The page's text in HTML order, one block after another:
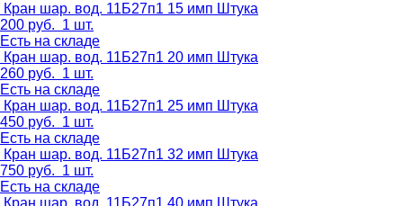
Кран шар. вод. 11Б27п1 15 имп Штука
200 руб. 1 шт.
Есть на складе
Кран шар. вод. 11Б27п1 20 имп Штука
260 руб. 1 шт.
Есть на складе
Кран шар. вод. 11Б27п1 25 имп Штука
450 руб. 1 шт.
Есть на складе
Кран шар. вод. 11Б27п1 32 имп Штука
750 руб. 1 шт.
Есть на складе